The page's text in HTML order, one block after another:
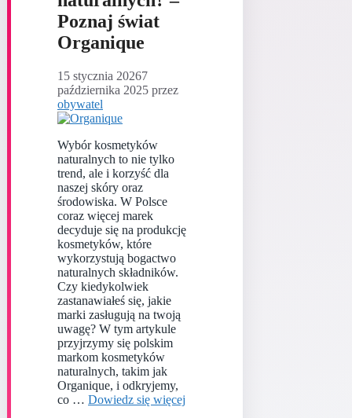
Poznaj świat
Organique
15 stycznia 20267
października 2025 przez
obywatel
Wybór kosmetyków
naturalnych to nie tylko
trend, ale i korzyść dla
naszej skóry oraz
środowiska. W Polsce
coraz więcej marek
decyduje się na produkcję
kosmetyków, które
wykorzystują bogactwo
naturalnych składników.
Czy kiedykolwiek
zastanawiałeś się, jakie
marki zasługują na twoją
uwagę? W tym artykule
przyjrzymy się polskim
markom kosmetyków
naturalnych, takim jak
Organique, i odkryjemy,
co … Dowiedz się więcej